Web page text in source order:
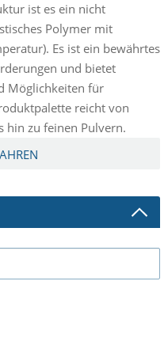
ist es ein nicht
Polymer mit
Es ist ein bewährtes
und bietet
Möglichkeiten für
reicht von
hin zu feinen Pulvern.